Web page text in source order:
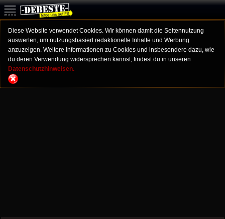
Diese Website verwendet Cookies. Wir können damit die Seitennutzung
auswerten, um nutzungsbasiert redaktionelle Inhalte und Werbung
anzuzeigen. Weitere Informationen zu Cookies und insbesondere dazu, wie
du deren Verwendung widersprechen kannst, findest du in unseren
Datenschutzhinweisen.